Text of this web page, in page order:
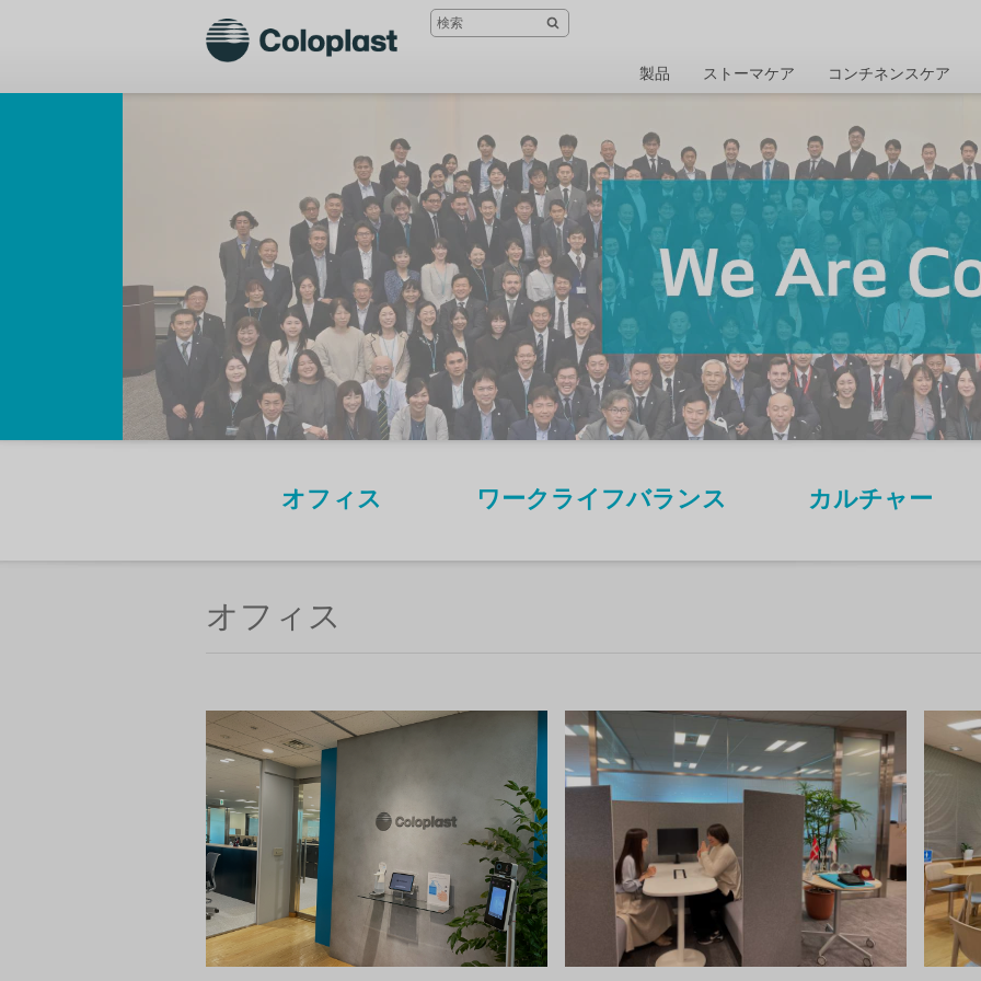
製品 ストーマケア コンチネンスケア
オフィス ワークライフバランス カルチャー
オフィス